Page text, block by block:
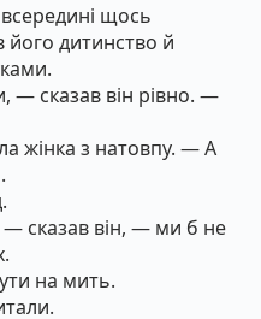
щось
його дитинство й
сказав він рівно. —
жінка з натовпу. — А
сказав він, — ми б не
на мить.